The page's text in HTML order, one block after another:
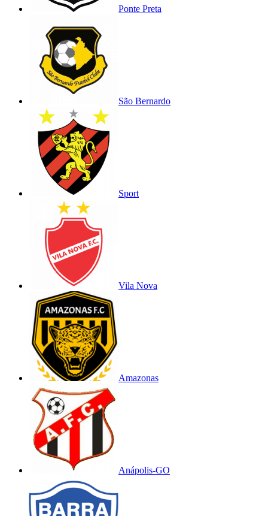
Ponte Preta
São Bernardo
Sport
Vila Nova
Amazonas
Anápolis-GO